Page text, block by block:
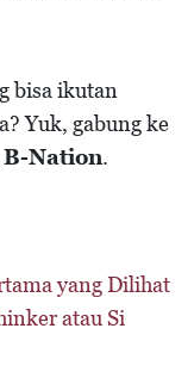
bisa ikutan
Yuk, gabung ke
B-Nation.
yang Dilihat
atau Si